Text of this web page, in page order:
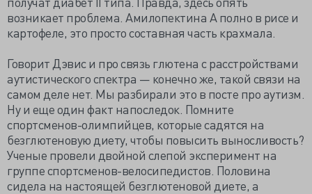
возникает проблема. Амилопектина А полно в рисе и
картофеле, это просто составная часть крахмала.
Говорит Дэвис и про связь глютена с расстройствами
аутистического спектра — конечно же, такой связи на
самом деле нет. Мы разбирали это в посте про аутизм.
Ну и еще один факт напоследок. Помните
спортсменов-олимпийцев, которые садятся на
безглютеновую диету, чтобы повысить выносливость?
Ученые провели двойной слепой эксперимент на
группе спортсменов-велосипедистов. Половина
сидела на настоящей безглютеновой диете, а